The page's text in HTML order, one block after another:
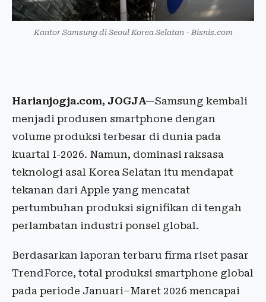
Kantor Samsung di Seoul Korea Selatan - Bisnis.com
Harianjogja.com, JOGJA—Samsung kembali
menjadi produsen smartphone dengan
volume produksi terbesar di dunia pada
kuartal I-2026. Namun, dominasi raksasa
teknologi asal Korea Selatan itu mendapat
tekanan dari Apple yang mencatat
pertumbuhan produksi signifikan di tengah
perlambatan industri ponsel global.
Berdasarkan laporan terbaru firma riset pasar
TrendForce, total produksi smartphone global
pada periode Januari–Maret 2026 mencapai